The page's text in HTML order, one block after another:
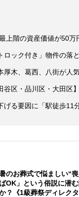
上階の資産価値が50万
ロック付き」物件の落
木、葛西、八街が人
谷区・品川区・大田区
る要因に「駅徒歩11分
のお葬式で悩ましい“
OK」という俗説に潜
？《1級葬祭ディレクタ